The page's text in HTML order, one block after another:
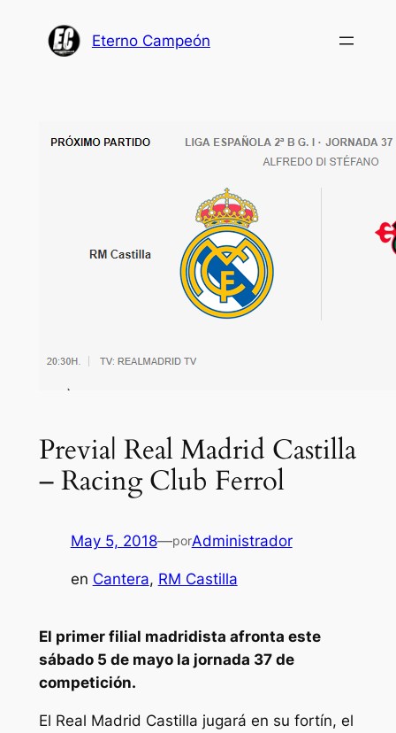
Eterno Campeón
Previa| Real Madrid Castilla
– Racing Club Ferrol
May 5, 2018—porAdministrador
en Cantera, RM Castilla
El primer filial madridista afronta este
sábado 5 de mayo la jornada 37 de
competición.
El Real Madrid Castilla jugará en su fortín, el